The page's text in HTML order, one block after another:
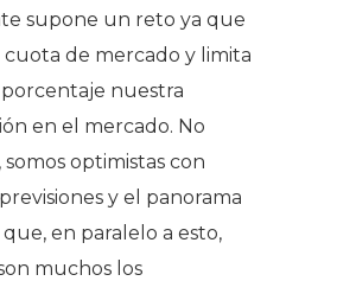
supone un reto ya que
cuota de mercado y limita
nuestra
en el mercado. No
optimistas con
y el panorama
en paralelo a esto,
muchos los